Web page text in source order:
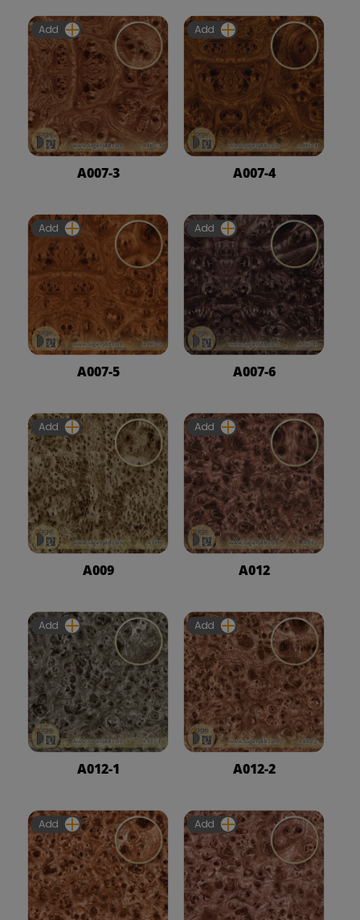
A007-3
Add
A007-4
Add
A007-5
Add
A007-6
Add
A009
Add
A012
Add
A012-1
Add
A012-2
Add
Add Add